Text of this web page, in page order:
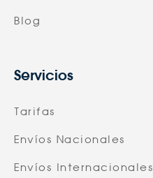
Blog
Servicios
Tarifas
Envíos Nacionales
Envíos Internacionales